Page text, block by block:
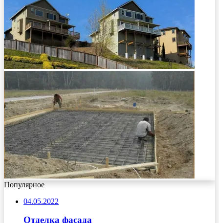
Популярное
04.05.2022
Отделка фасада